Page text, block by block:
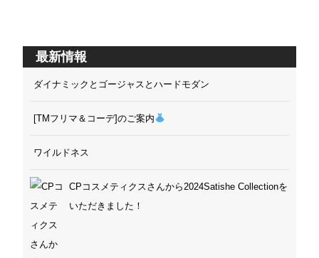
最新情報
ダイナミックとゴージャスとハードモダン
[TMフリマ＆コーデ]のご案内
ワイルドネス
CPコスメティクスさんから2024Satishe Collectionを
いただきました！